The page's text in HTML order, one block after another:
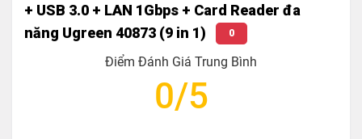
+ USB 3.0 + LAN 1Gbps + Card Reader đa
năng Ugreen 40873 (9 in 1)
0
Điểm Đánh Giá Trung Bình
0/5